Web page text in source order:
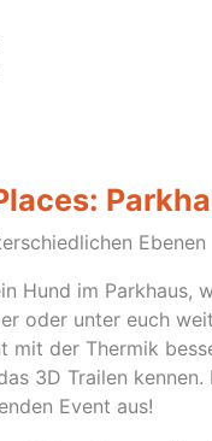
Ebenen
Hund im Parkhaus,
oder unter euch
mit der Thermik
3D Trailen
Event aus!